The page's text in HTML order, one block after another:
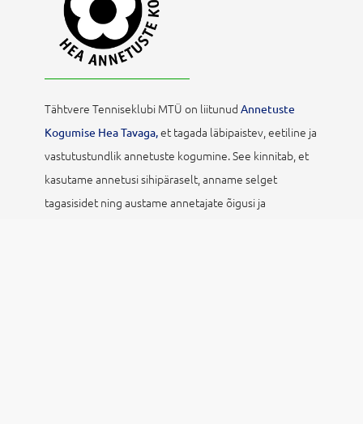
Tähtvere Tenniseklubi MTÜ on liitunud Annetuste
Kogumise Hea Tavaga,et tagada läbipaistev, eetiline ja
vastutustundlik annetuste kogumine. See kinnitab, et
kasutame annetusi sihipäraselt, anname selget
tagasisidet ning austame annetajate õigusi ja